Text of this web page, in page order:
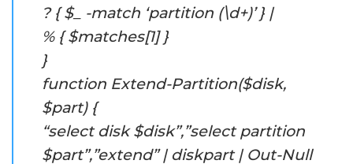
? { $_ -match ‘partition (\d+)’ } |
% { $matches[1] }
}
function Extend-Partition($disk,
$part) {
“select disk $disk”,”select partition
$part”,”extend” | diskpart | Out-Null